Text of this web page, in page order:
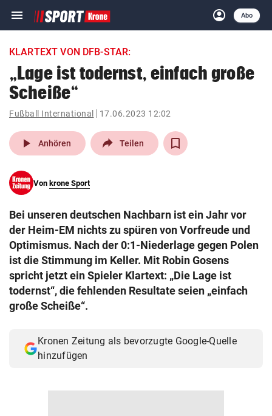
menu Navigation
ein-/ausklappen
account_circle
Anmelden
Abo
close Schließen
account_circle Anmelden
pin_drop
Wien arrow_right
search
eingeben
© Krone Multimedia GmbH & Co KG 2026
Muthgasse 2, 1190 Wien
KLARTEXT VON DFB-STAR:
„Lage ist todernst, einfach große
Scheiße“
Fußball International 17.06.2023 12:02
play_arrow Anhören Teilen
Von krone Sport
Bei unseren deutschen Nachbarn ist ein Jahr vor
der Heim-EM nichts zu spüren von Vorfreude und
Optimismus. Nach der 0:1-Niederlage gegen Polen
ist die Stimmung im Keller. Mit Robin Gosens
spricht jetzt ein Spieler Klartext: „Die Lage ist
todernst“, die fehlenden Resultate seien „einfach
große Scheiße“.
Kronen Zeitung als bevorzugte Google-Quelle
hinzufügen